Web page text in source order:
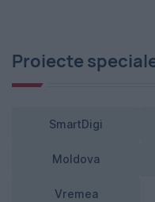
Proiecte
SmartDigi
Moldova
Vremea